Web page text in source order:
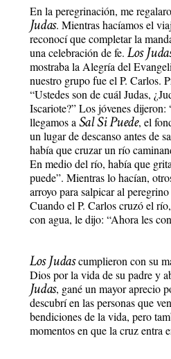
En la peregrinación, me
Judas. Mientras hacíamos el
reconocí que completar la
una celebración de fe. Los
mostraba la Alegría del
nuestro grupo fue el P. Carlos.
“Ustedes son de cuál Judas,
Iscariote?” Los jóvenes
llegamos a Sal Si Puede, el
un lugar de descanso antes de
había que cruzar un río
En medio del río, había que
puede”. Mientras lo hacían,
arroyo para salpicar al
Cuando el P. Carlos cruzó el
con agua, le dijo: “Ahora les
Los Judascumplieron con su
Dios por la vida de su padre y
Judas, gané un mayor aprecio
descubrí en las personas que
bendiciones de la vida, pero
momentos en que la cruz entra